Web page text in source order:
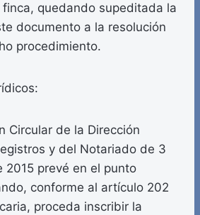
quedando supeditada la
documento a la resolución
procedimiento.
Circular de la Dirección
y del Notariado de 3
2015 prevé en el punto
conforme al artículo 202
proceda inscribir la